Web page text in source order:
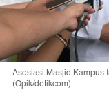
Asosiasi Masjid Kampus
(Opik/detikcom)